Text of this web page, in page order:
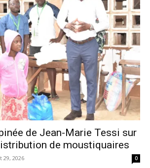
de Jean-Marie Tessi sur
de moustiquaires
29, 2026 0